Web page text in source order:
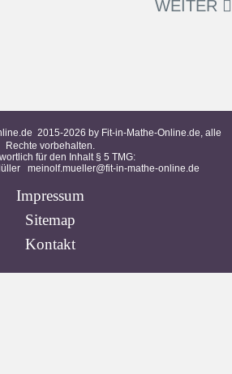
WEITER
2015-2026 by Fit-in-Mathe-Online.de, alle
Rechte vorbehalten.
für den Inhalt § 5 TMG:
meinolf.mueller@fit-in-mathe-online.de
Impressum
Sitemap
Kontakt